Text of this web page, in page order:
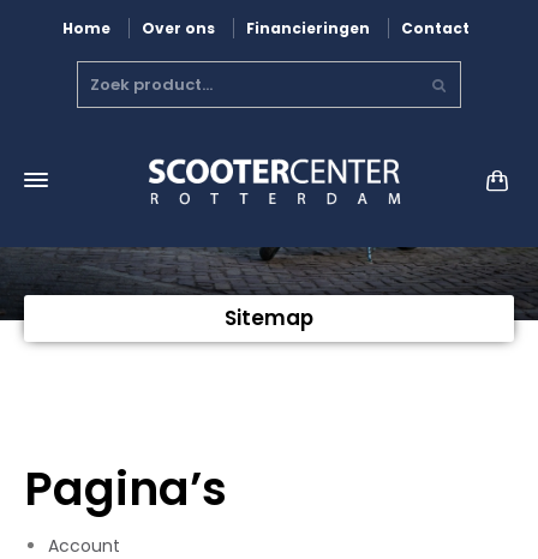
Home Over ons Financieringen Contact
Sitemap
Pagina’s
Account